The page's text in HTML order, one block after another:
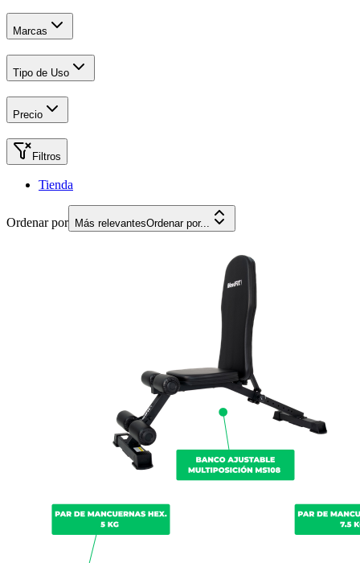
Marcas
Tipo de Uso
Precio
Filtros
Tienda
Ordenar por Más relevantesOrdenar por...